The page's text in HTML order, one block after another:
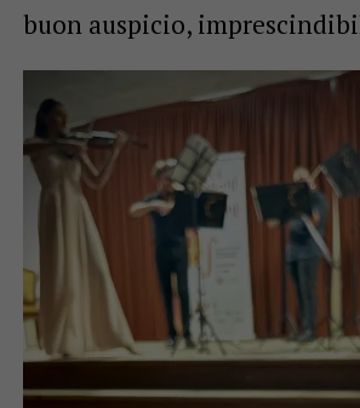
buon auspicio,